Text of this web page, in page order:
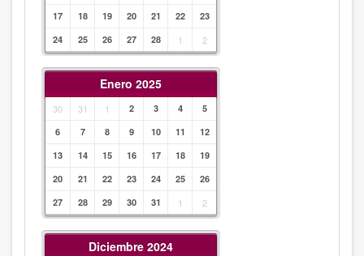
17
18 19 20 21 22
23
24
25 26 27 28 1 2
Enero 2025
30 31 1 2 3 4
5
6
7 8 9 10 11
12
13
14 15 16 17 18
19
20
21 22 23 24 25
26
27
28 29 30 31 1 2
Diciembre 2024